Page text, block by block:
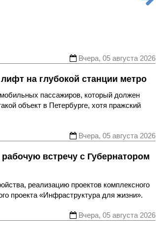
Вчера, 05 августа 2026
на глубокой станции метро
пассажиров, который должен
объект в Петербурге, хотя пражский
Вчера, 05 августа 2026
встречу с Губернатором
реализацию проектов комплексного
проекта «Инфраструктура для жизни».
Вчера, 05 августа 2026